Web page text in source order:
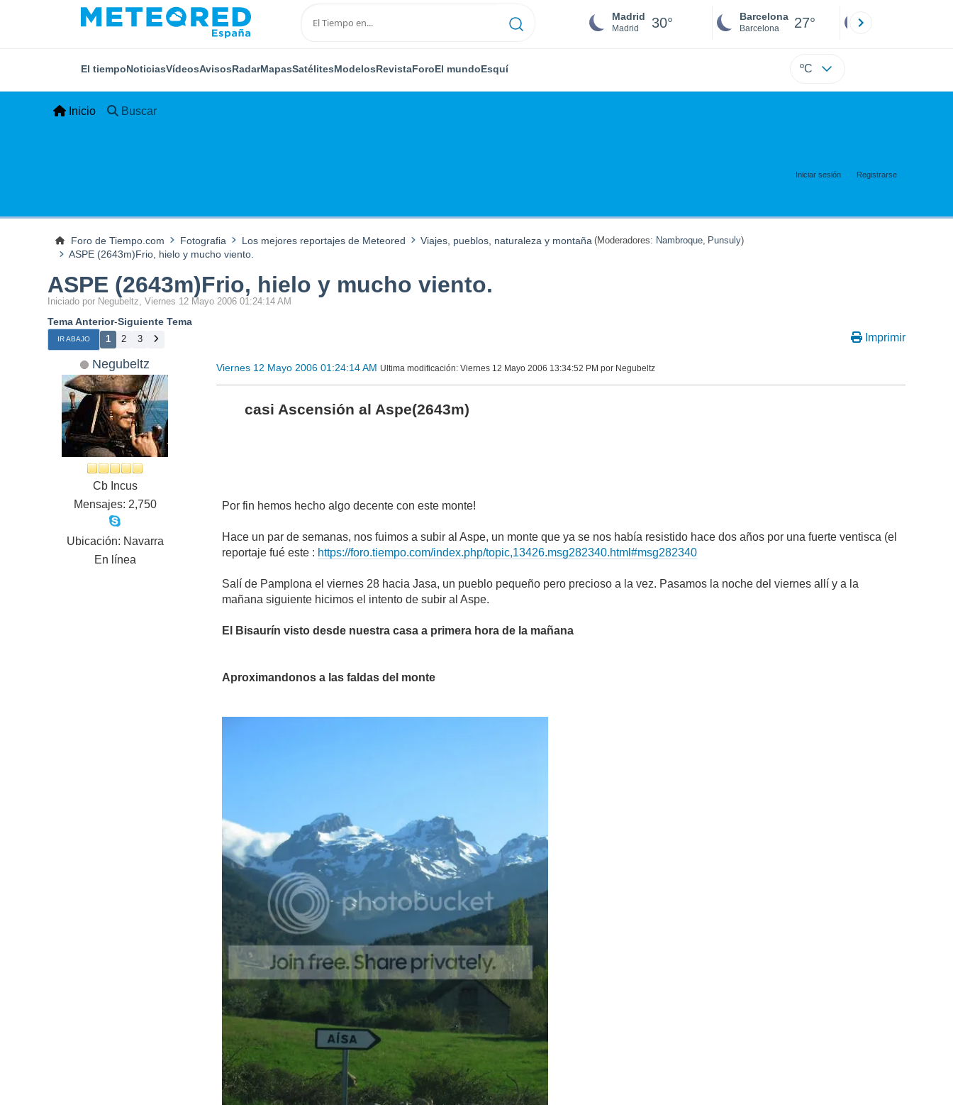
Madrid
Madrid 30° Barcelona
Barcelona 27°
El tiempoNoticiasVídeosAvisosRadarMapasSatélitesModelosRevistaForoEl mundoEsquí ºC
Inicio Buscar
Iniciar sesión Registrarse
Foro de Tiempo.com Fotografia Los mejores reportajes de Meteored Viajes, pueblos, naturaleza y montaña (Moderadores: Nambroque, Punsuly)
ASPE (2643m)Frio, hielo y mucho viento.
ASPE (2643m)Frio, hielo y mucho viento.
Iniciado por Negubeltz, Viernes 12 Mayo 2006 01:24:14 AM
Tema Anterior-Siguiente Tema
IR ABAJO 1 2 3 Imprimir
Negubeltz
Cb Incus
Mensajes: 2,750
Ubicación: Navarra
En línea
Viernes 12 Mayo 2006 01:24:14 AM Ultima modificación: Viernes 12 Mayo 2006 13:34:52 PM por Negubeltz
casi Ascensión al Aspe(2643m)
Por fin hemos hecho algo decente con este monte!
Hace un par de semanas, nos fuimos a subir al Aspe, un monte que ya se nos había resistido hace dos años por una fuerte ventisca (el
reportaje fué este : https://foro.tiempo.com/index.php/topic,13426.msg282340.html#msg282340
Salí de Pamplona el viernes 28 hacia Jasa, un pueblo pequeño pero precioso a la vez. Pasamos la noche del viernes allí y a la
mañana siguiente hicimos el intento de subir al Aspe.
El Bisaurín visto desde nuestra casa a primera hora de la mañana
Aproximandonos a las faldas del monte